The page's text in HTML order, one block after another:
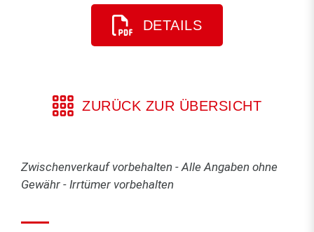
DETAILS
ZURÜCK ZUR ÜBERSICHT
Zwischenverkauf vorbehalten - Alle Angaben ohne
Gewähr - Irrtümer vorbehalten